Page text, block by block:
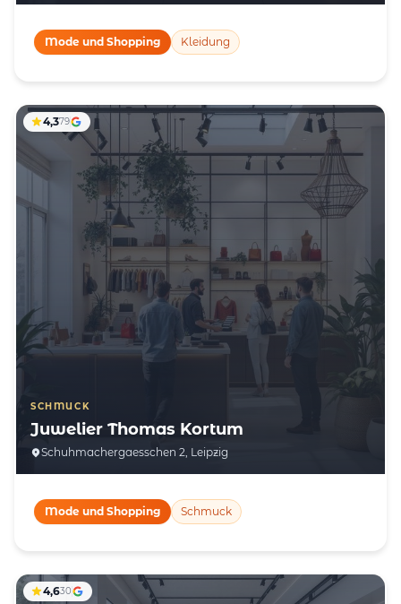
Mode und Shopping Kleidung
SCHMUCK
Juwelier Thomas Kortum
Schuhmachergaesschen 2, Leipzig
4,379
Mode und Shopping Schmuck
4,630